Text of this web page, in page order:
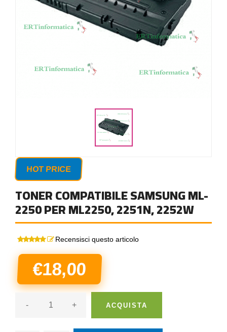
HOT PRICE
TONER COMPATIBILE SAMSUNG ML-
2250 PER ML2250, 2251N, 2252W
Recensisci questo articolo
€18,00
- + ACQUISTA